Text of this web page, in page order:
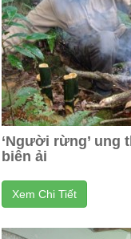
‘Người rừng’ ung
biên ải
Xem Chi Tiết